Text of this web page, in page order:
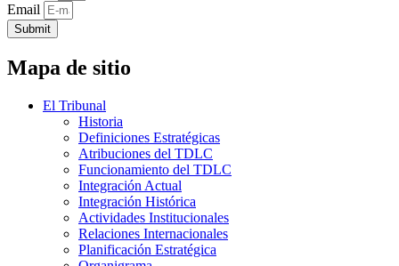
Email
Submit
Mapa de sitio
El Tribunal
Historia
Definiciones Estratégicas
Atribuciones del TDLC
Funcionamiento del TDLC
Integración Actual
Integración Histórica
Actividades Institucionales
Relaciones Internacionales
Planificación Estratégica